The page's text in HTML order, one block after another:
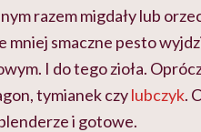
razem migdały lub
mniej smaczne pesto
I do tego zioła.
tymianek czylubczyk.
i gotowe.